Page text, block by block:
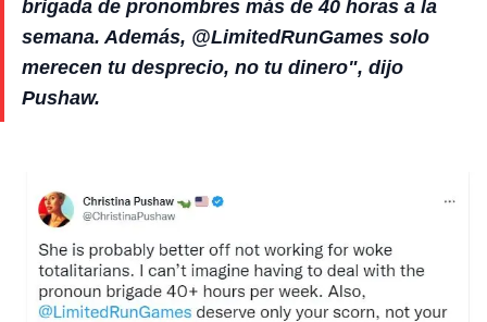
brigada de pronombres más de 40 horas a la
semana. Además, @LimitedRunGames solo
merecen tu desprecio, no tu dinero", dijo
Pushaw.